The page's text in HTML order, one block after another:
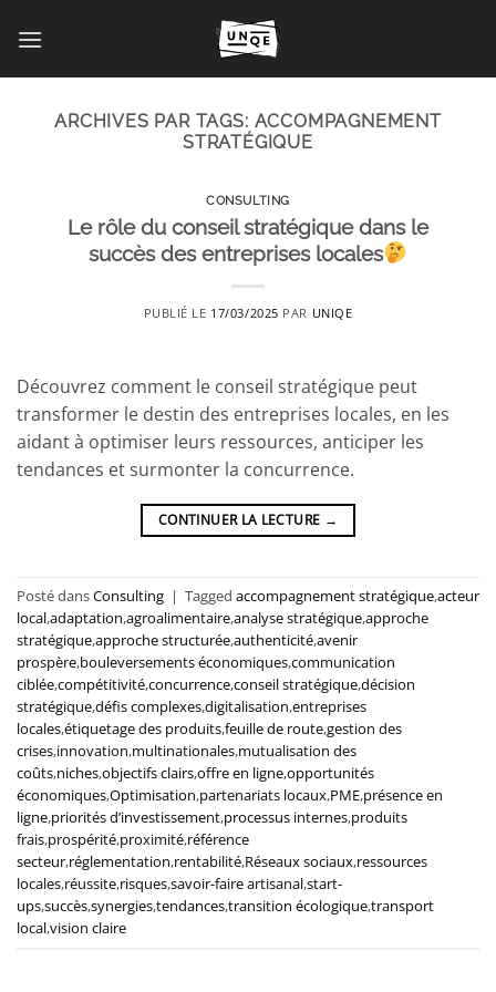
au
ARCHIVES PAR TAGS: ACCOMPAGNEMENT
STRATÉGIQUE
CONSULTING
Le rôle du conseil stratégique dans le
succès des entreprises locales
PUBLIÉ LE 17/03/2025 PAR UNIQE
Découvrez comment le conseil stratégique peut
transformer le destin des entreprises locales, en les
aidant à optimiser leurs ressources, anticiper les
tendances et surmonter la concurrence.
CONTINUER LA LECTURE →
Posté dansConsulting | Tagged accompagnement stratégique,acteur
local,adaptation,agroalimentaire,analyse stratégique,approche
stratégique,approche structurée,authenticité,avenir
prospère,bouleversements économiques,communication
ciblée,compétitivité,concurrence,conseil stratégique,décision
stratégique,défis complexes,digitalisation,entreprises
locales,étiquetage des produits,feuille de route,gestion des
crises,innovation,multinationales,mutualisation des
coûts,niches,objectifs clairs,offre en ligne,opportunités
économiques,Optimisation,partenariats locaux,PME,présence en
ligne,priorités d’investissement,processus internes,produits
frais,prospérité,proximité,référence
secteur,réglementation,rentabilité,Réseaux sociaux,ressources
locales,réussite,risques,savoir-faire artisanal,start-
ups,succès,synergies,tendances,transition écologique,transport
local,vision claire